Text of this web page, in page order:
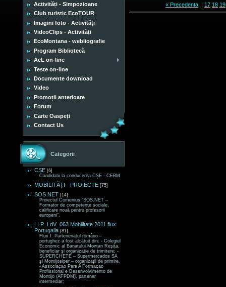
Activități - Simpozioane
Club turistic EcoTOUR
Imagini foto - Activități
VideoClips - Activități
EcoMontana - webliografie
Program Bibliotecă
AeL on-line
Teste on-line
Documente download
Video
Promoții anterioare
Forum
Carte Oaspeți
Contact Us
Categorii
CȘE [6]
Candidații la conducerea CȘE - CEBM
MOBILITĂȚI - PROIECTE [75]
SOS NET [14]
Proiectul Comenius “SOS.NET –
Formator de competenţe sociale,
calificare nouă pentru profesorii
europeni“.
LLP_LdV_063 Mobilitate 2011 flux
Portugalia [81]
Flux I. Parteneriatul româno –
portughez a fost alcătuit din: - Colegiul
Economic al Banatului Montan Reşiţa,
beneficiar şi organizatie de trimitere; -
SUPERCHETE – Supermercados SA
şi Montijosiper – organizaţii de primire.
- Associaçao Para A Formaçao
Profissional e Desenvolvimento de
Montijo (AFPDM), partener
intermediar;
« Precedenta | 17 18 19